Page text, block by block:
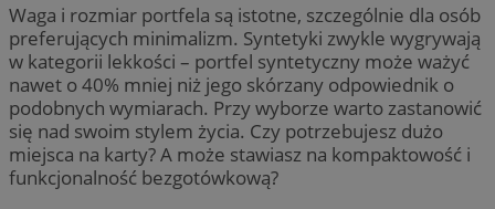
Waga i rozmiar portfela są istotne, szczególnie dla osób
preferujących minimalizm. Syntetyki zwykle wygrywają
w kategorii lekkości – portfel syntetyczny może ważyć
nawet o 40% mniej niż jego skórzany odpowiednik o
podobnych wymiarach. Przy wyborze warto zastanowić
się nad swoim stylem życia. Czy potrzebujesz dużo
miejsca na karty? A może stawiasz na kompaktowość i
funkcjonalność bezgotówkową?